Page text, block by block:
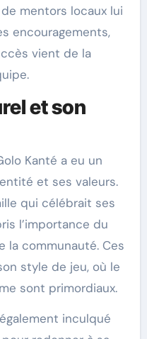
mentors locaux lui
encouragements,
vient de la
et son
Kanté a eu un
et ses valeurs.
qui célébrait ses
l’importance du
la communauté. Ces
style de jeu, où le
sont primordiaux.
inculqué